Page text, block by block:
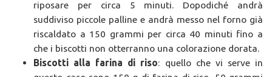
riposare per circa 5 minuti. Dopodiché andrà
suddiviso piccole palline e andrà messo nel forno già
riscaldato a 150 grammi per circa 40 minuti fino a
che i biscotti non otterranno una colorazione dorata.
Biscotti alla farina di riso: quello che vi serve in